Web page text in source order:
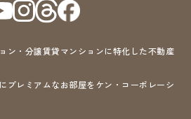
ン・分譲賃貸マンションに特化した不動産
プレミアムなお部屋をケン・コーポレーシ